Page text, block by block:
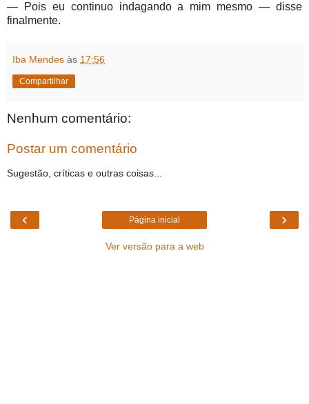
— Pois eu continuo indagando a mim mesmo — disse
finalmente.
Iba Mendes às 17:56
Compartilhar
Nenhum comentário:
Postar um comentário
Sugestão, críticas e outras coisas...
‹ ›
Página inicial
Ver versão para a web